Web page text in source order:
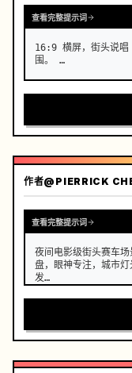
查看完整提示词
16:9 横屏，街头说唱
围。 …
作者@PIERRICK
查看完整提示词
夜间电影级街头赛车
盘，眼神专注，城市
发
运镜：采用具备无缝
→ 外景追踪 → 低机位
（whip pans）+ 变
辑，营造连续流动的视
(0-2s) 驾驶员内景特